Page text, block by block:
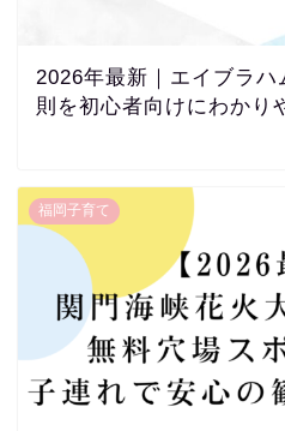
2026年最新｜エイブラ
則を初心者向けにわかり
福岡子育て